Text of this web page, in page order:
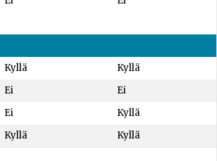
Kyllä
Kyllä
Ei
Ei
Ei
Kyllä
Kyllä Kyllä